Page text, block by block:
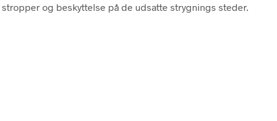
og beskyttelse på de udsatte strygnings steder.